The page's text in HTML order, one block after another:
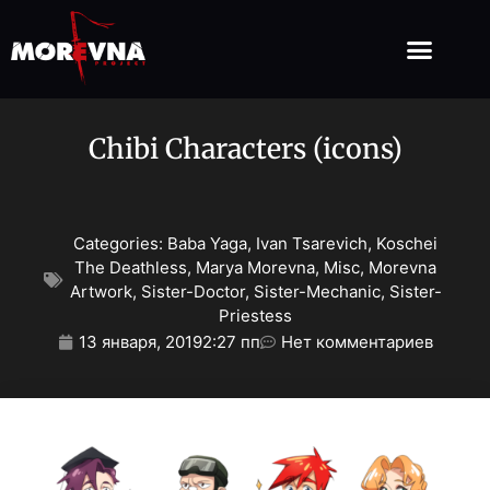
Chibi Characters (icons)
Categories: Baba Yaga, Ivan Tsarevich, Koschei
The Deathless, Marya Morevna, Misc, Morevna
Artwork, Sister-Doctor, Sister-Mechanic, Sister-
Priestess
13 января, 20192:27 пп Нет комментариев